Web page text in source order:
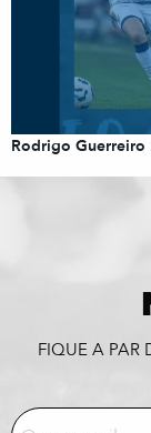
Rodrigo
FIQUE A PAR